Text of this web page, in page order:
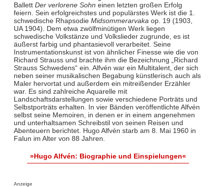
Ballett Der verlorene Sohn einen letzten großen Erfolg
feiern. Sein erfolgreichstes und populärstes Werk ist die 1.
schwedische Rhapsodie Midsommerarvaka op. 19 (1903,
UA 1904). Dem etwa zwölfminütigen Werk liegen
schwedische Volkstänze und Volkslieder zugrunde, es ist
äußerst farbig und phantasievoll verarbeitet. Seine
Instrumentationskunst ist von ähnlicher Finesse wie die von
Richard Strauss und brachte ihm die Bezeichnung „Richard
Strauss Schwedens“ ein. Alfvén war ein Multitalent, der sich
neben seiner musikalischen Begabung künstlerisch auch als
Maler hervortat und außerdem ein mitreißender Erzähler
war. Es sind zahlreiche Aquarelle mit
Landschaftsdarstellungen sowie verschiedene Porträts und
Selbstporträts erhalten. In vier Bänden veröffentlichte Alfvén
selbst seine Memoiren, in denen er in einem angenehmen
und unterhaltsamen Schreibstil von seinen Reisen und
Abenteuern berichtet. Hugo Alfvén starb am 8. Mai 1960 in
Falun im Alter von 88 Jahren.
»Hugo Alfvén: Biographie und Einspielungen«
Anzeige